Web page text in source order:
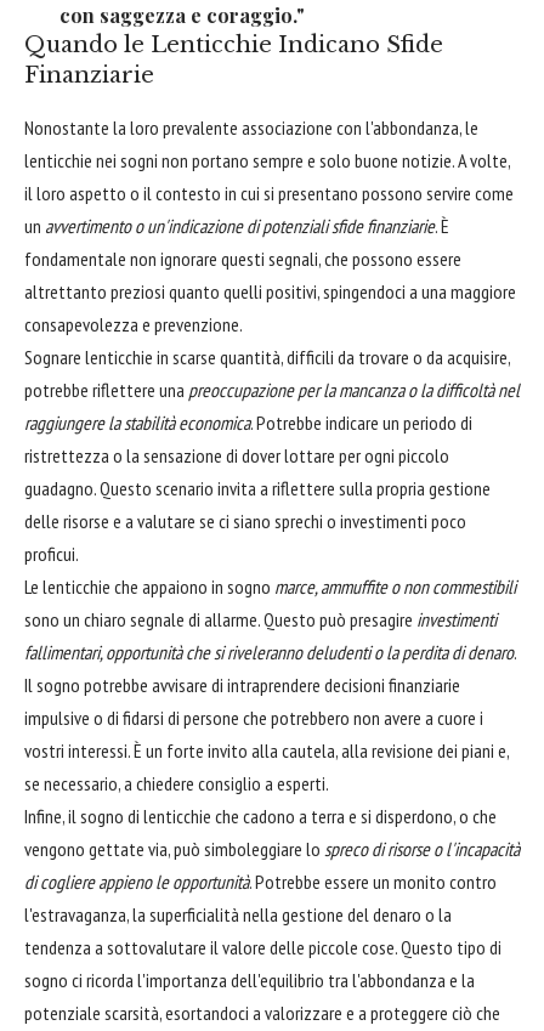
con saggezza e coraggio."
Quando le Lenticchie Indicano Sfide
Finanziarie
Nonostante la loro prevalente associazione con l'abbondanza, le
lenticchie nei sogni non portano sempre e solo buone notizie. A volte,
il loro aspetto o il contesto in cui si presentano possono servire come
un avvertimento o un'indicazione di potenziali sfide finanziarie. È
fondamentale non ignorare questi segnali, che possono essere
altrettanto preziosi quanto quelli positivi, spingendoci a una maggiore
consapevolezza e prevenzione.
Sognare lenticchie in scarse quantità, difficili da trovare o da acquisire,
potrebbe riflettere una preoccupazione per la mancanza o la difficoltà nel
raggiungere la stabilità economica. Potrebbe indicare un periodo di
ristrettezza o la sensazione di dover lottare per ogni piccolo
guadagno. Questo scenario invita a riflettere sulla propria gestione
delle risorse e a valutare se ci siano sprechi o investimenti poco
proficui.
Le lenticchie che appaiono in sogno marce, ammuffite o non commestibili
sono un chiaro segnale di allarme. Questo può presagire investimenti
fallimentari, opportunità che si riveleranno deludenti o la perdita di denaro.
Il sogno potrebbe avvisare di intraprendere decisioni finanziarie
impulsive o di fidarsi di persone che potrebbero non avere a cuore i
vostri interessi. È un forte invito alla cautela, alla revisione dei piani e,
se necessario, a chiedere consiglio a esperti.
Infine, il sogno di lenticchie che cadono a terra e si disperdono, o che
vengono gettate via, può simboleggiare lo spreco di risorse o l'incapacità
di cogliere appieno le opportunità. Potrebbe essere un monito contro
l'estravaganza, la superficialità nella gestione del denaro o la
tendenza a sottovalutare il valore delle piccole cose. Questo tipo di
sogno ci ricorda l'importanza dell'equilibrio tra l'abbondanza e la
potenziale scarsità, esortandoci a valorizzare e a proteggere ciò che